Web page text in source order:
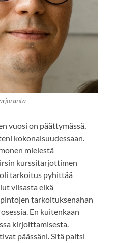
vuosi on päättymässä,
kokonaisuudessaan.
mielestä
kurssitarjottimen
tarkoitus pyhittää
viisasta eikä
tarkoituksenahan
En kuitenkaan
kirjoittamisesta.
päässäni. Sitä paitsi